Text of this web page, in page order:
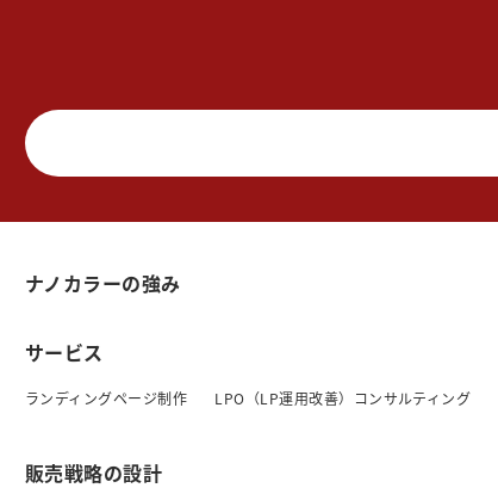
ナノカラーの強み
サービス
ランディングページ制作 LPO（LP運用改善）コンサルティング
販売戦略の設計